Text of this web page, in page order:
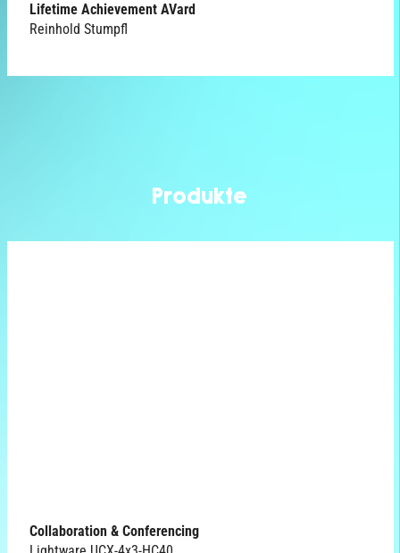
Lifetime Achievement AVard
Reinhold Stumpfl
Produkte
Collaboration & Conferencing